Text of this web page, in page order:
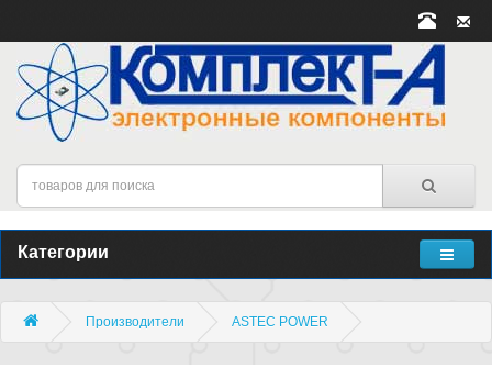
Категории
Производители ASTEC POWER